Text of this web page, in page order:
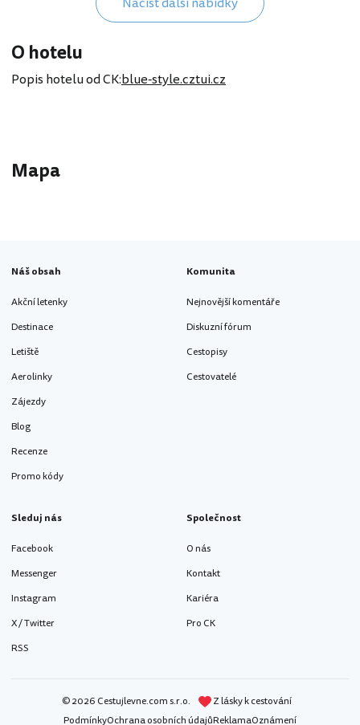
O hotelu
Popis hotelu od CK:blue-style.cztui.cz
Mapa
Náš obsah
Akční letenky
Destinace
Letiště
Aerolinky
Zájezdy
Blog
Recenze
Promo kódy
Komunita
Nejnovější komentáře
Diskuzní fórum
Cestopisy
Cestovatelé
Sleduj nás
Facebook
Messenger
Instagram
X / Twitter
RSS
Společnost
O nás
Kontakt
Kariéra
Pro CK
© 2026 Cestujlevne.com s.r.o.
Z lásky k cestování
PodmínkyOchrana osobních údajůReklamaOznámení